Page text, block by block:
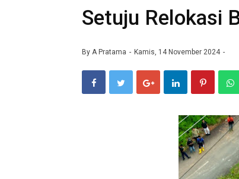
Setuju Relokasi
By A Pratama Kamis, 14 November 2024